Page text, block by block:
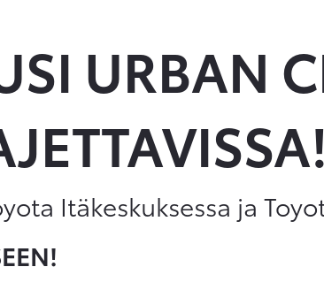
URBAN
Itäkeskuksessa ja